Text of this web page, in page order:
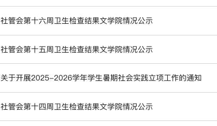
社管会第十六周卫生检查结果文学院情况公示
社管会第十五周卫生检查结果文学院情况公示
关于开展2025-2026学年学生暑期社会实践立项工作的通知
社管会第十四周卫生检查结果文学院情况公示